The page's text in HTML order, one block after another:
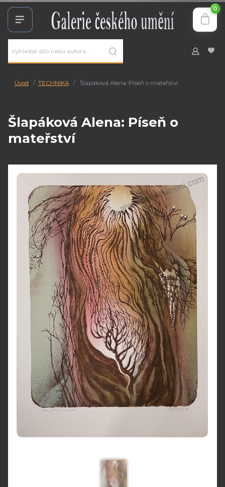
0
Úvod TECHNIKA Šlapáková Alena: Píseň o mateřství
Šlapáková Alena: Píseň o
mateřství